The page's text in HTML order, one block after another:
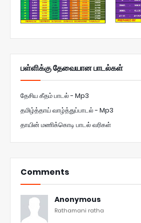
பள்ளிக்கு தேவையான பாடல்கள்
தேசிய கீதம் பாடல் - Mp3
தமிழ்த்தாய் வாழ்த்துப்பாடல் - Mp3
தாயின் மணிக்கொடி பாடல் வரிகள்
Comments
Anonymous
Rathamani ratha